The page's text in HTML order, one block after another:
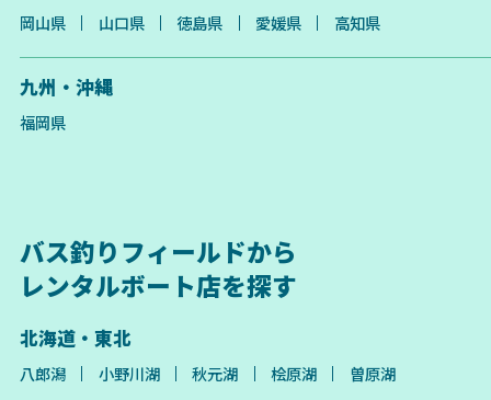
岡山県 山口県 徳島県 愛媛県 高知県
九州・沖縄
福岡県
バス釣りフィールドから
レンタルボート店を探す
北海道・東北
八郎潟 小野川湖 秋元湖 桧原湖 曽原湖